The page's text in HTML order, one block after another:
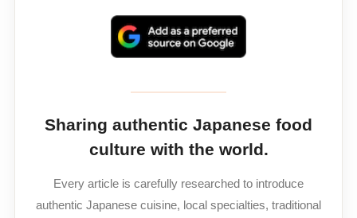
Sharing authentic Japanese food
culture with the world.
Every article is carefully researched to introduce
authentic Japanese cuisine, local specialties, traditional